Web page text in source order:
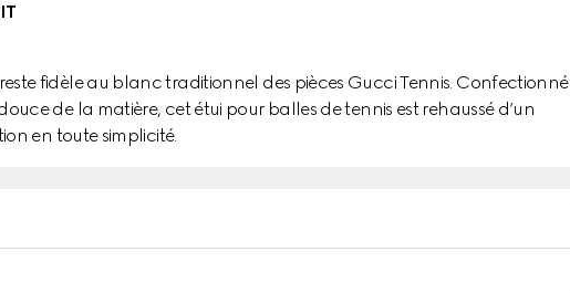
fidèle au blanc traditionnel des pièces Gucci Tennis. Confectionné
de la matière, cet étui pour balles de tennis est rehaussé d’un
en toute simplicité.